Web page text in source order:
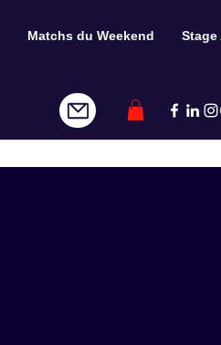
Matchs du Weekend Stage